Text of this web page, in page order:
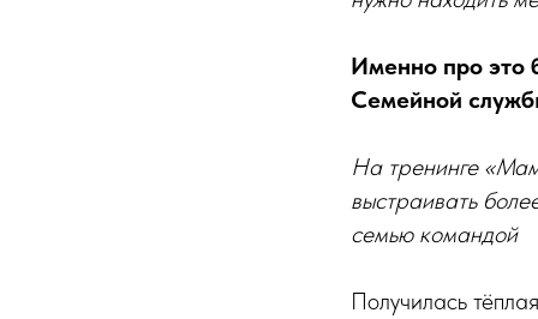
Именно про это
Семейной
На тренинге
выстраивать
семью командой
Получилась